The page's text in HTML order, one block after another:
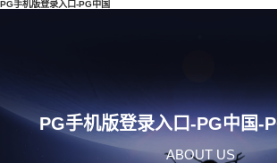
PG手机版登录入口-PG中国
PG手机版登录入口-PG中国-
ABOUT US